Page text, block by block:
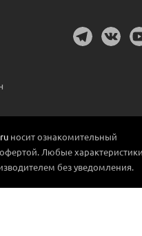
носит ознакомительный
Любые
без уведомления.